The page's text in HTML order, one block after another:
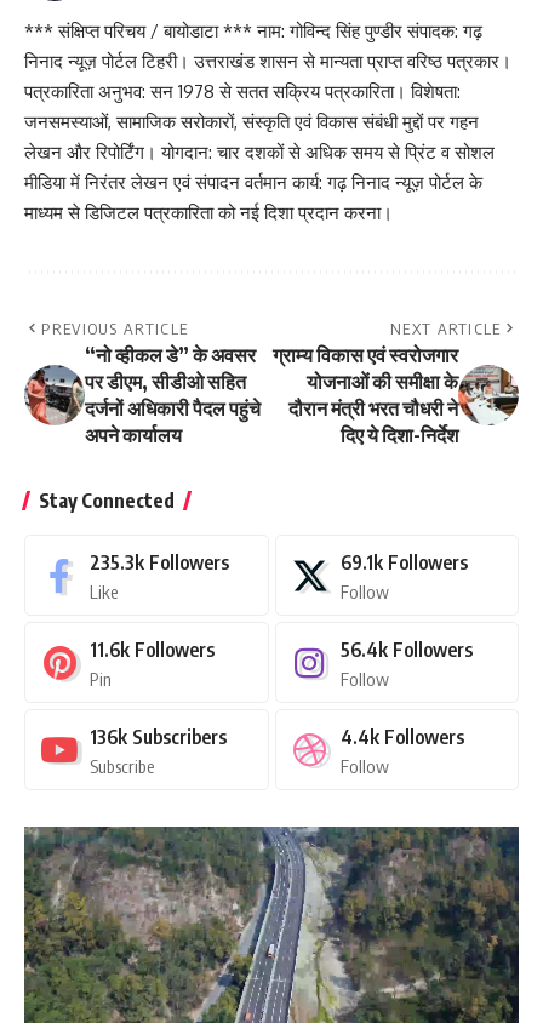
*** संक्षिप्त परिचय / बायोडाटा *** नाम: गोविन्द सिंह पुण्डीर संपादक: गढ़
निनाद न्यूज़ पोर्टल टिहरी। उत्तराखंड शासन से मान्यता प्राप्त वरिष्ठ पत्रकार।
पत्रकारिता अनुभव: सन 1978 से सतत सक्रिय पत्रकारिता। विशेषता:
जनसमस्याओं, सामाजिक सरोकारों, संस्कृति एवं विकास संबंधी मुद्दों पर गहन
लेखन और रिपोर्टिंग। योगदान: चार दशकों से अधिक समय से प्रिंट व सोशल
मीडिया में निरंतर लेखन एवं संपादन वर्तमान कार्य: गढ़ निनाद न्यूज़ पोर्टल के
माध्यम से डिजिटल पत्रकारिता को नई दिशा प्रदान करना।
PREVIOUS ARTICLE
“नो व्हीकल डे” के अवसर
पर डीएम, सीडीओ सहित
दर्जनों अधिकारी पैदल पहुंचे
अपने कार्यालय
NEXT ARTICLE
ग्राम्य विकास एवं स्वरोजगार
योजनाओं की समीक्षा के
दौरान मंत्री भरत चौधरी ने
दिए ये दिशा-निर्देश
Stay Connected
235.3k Followers
Like
69.1k Followers
Follow
11.6k Followers
Pin
56.4k Followers
Follow
136k Subscribers
Subscribe
4.4k Followers
Follow